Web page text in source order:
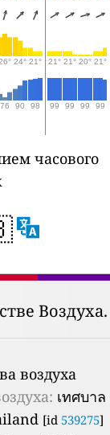
24° 21° 21° 21° 20° 21°
76 90 98 99 99 99 99
часового
Воздуха.
воздуха
เทศบาล
[id 539275]